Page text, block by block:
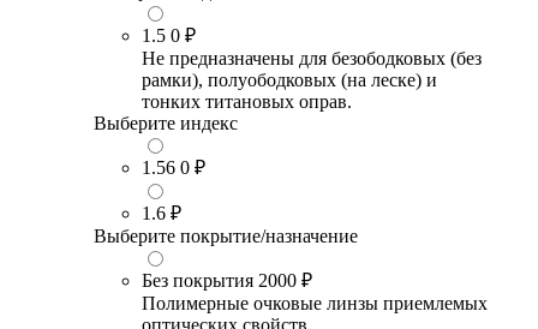
1.5 0 ₽
Не предназначены для безободковых (без
рамки), полуободковых (на леске) и
тонких титановых оправ.
Выберите индекс
1.56 0 ₽
1.6 ₽
Выберите покрытие/назначение
Без покрытия 2000 ₽
Полимерные очковые линзы приемлемых
оптических свойств.